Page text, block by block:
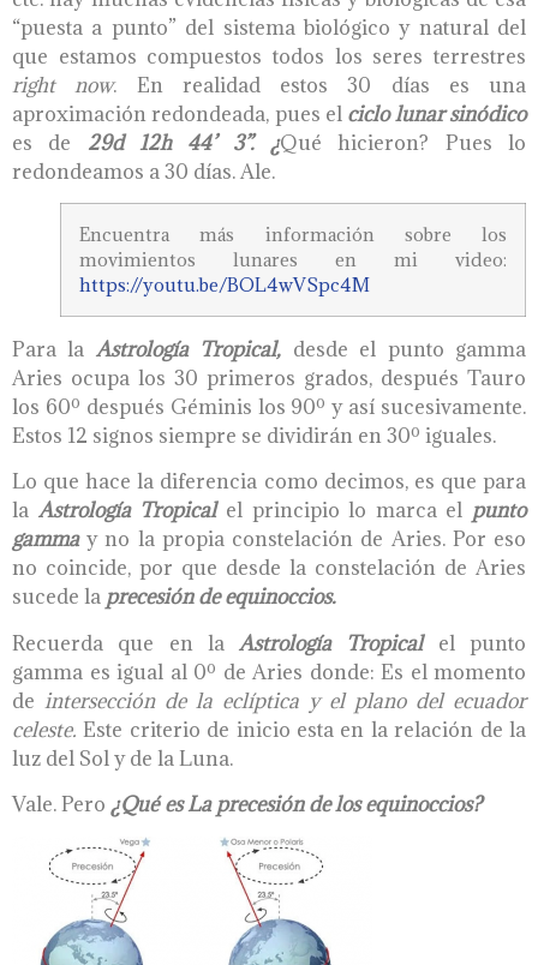
“puesta a punto” del sistema biológico y natural del
que estamos compuestos todos los seres terrestres
right now. En realidad estos 30 días es una
aproximación redondeada, pues el ciclo lunar sinódico
es de 29d 12h 44’ 3”. ¿Qué hicieron? Pues lo
redondeamos a 30 días. Ale.
Encuentra más información sobre los
movimientos lunares en mi video:
https://youtu.be/BOL4wVSpc4M
Para la Astrología Tropical, desde el punto gamma
Aries ocupa los 30 primeros grados, después Tauro
los 60º después Géminis los 90º y así sucesivamente.
Estos 12 signos siempre se dividirán en 30º iguales.
Lo que hace la diferencia como decimos, es que para
la Astrología Tropical el principio lo marca el punto
gammay no la propia constelación de Aries. Por eso
no coincide, por que desde la constelación de Aries
sucede la precesiónde equinoccios.
Recuerda que en laAstrología Tropicalel punto
gamma es igual al 0º de Aries donde: Es el momento
de intersecciónde la eclíptica y el plano del ecuador
celeste. Este criterio de inicio esta en la relación de la
luz del Sol y de la Luna.
Vale. Pero ¿Qué es La precesión de los equinoccios?